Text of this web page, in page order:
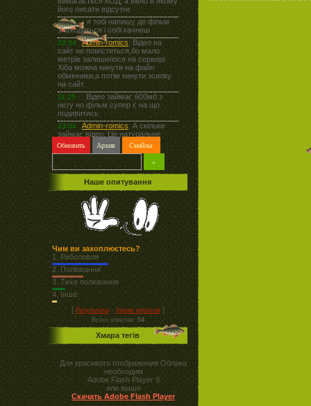
Наше опитування
Чим ви захоплюєтесь?
1.
Риболовля
2.
Полювання
3. Тихе полювання
4. Інше
[ Результаты· Архив опросов]
Всего ответов: 54
Хмара тегів
Для красивого отображения Облака
необходим
Adobe Flash Player 9
или выше
Скачать Adobe Flash Player